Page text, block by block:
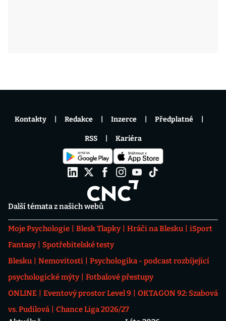
Další témata z našich webů
Moje Psychologie Blesk Tlapky Hráči na Blesku
iSport
Fantasy
Spotřebitelské testy
Blesku
Nemovitosti
Psychologika - podcast rozbíjející
psychologické mýty
Fotbalové přestupy
ONLINE
Eventový prostor Level 9
OKTAGON 92: Szabová
vs. Pudilová
Chance Liga 2026/27
Kontakty Redakce Inzerce Předplatné
RSS Kariéra